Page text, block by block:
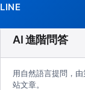
LINE
AI 進階問答
用自然語言提問，
站文章。